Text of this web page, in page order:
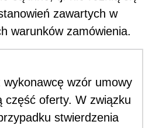
zawartych w
warunków zamówienia.
wykonawcę wzór umowy
część oferty. W związku
stwierdzenia